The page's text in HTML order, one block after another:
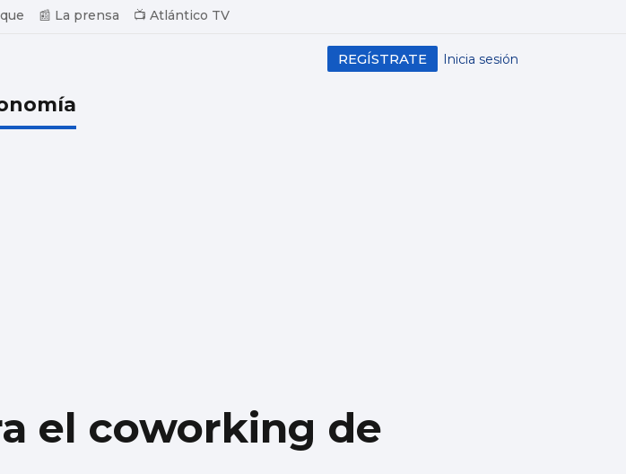
📰 La prensa 📺 Atlántico TV
Inicia sesión
REGÍSTRATE
el coworking de